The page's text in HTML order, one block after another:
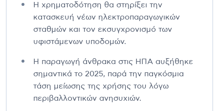
Η χρηματοδότηση θα στηρίξει την
κατασκευή νέων ηλεκτροπαραγωγικών
σταθμών και τον εκσυγχρονισμό των
υφιστάμενων υποδομών.
Η παραγωγή άνθρακα στις ΗΠΑ αυξήθηκε
σημαντικά το 2025, παρά την παγκόσμια
τάση μείωσης της χρήσης του λόγω
περιβαλλοντικών ανησυχιών.